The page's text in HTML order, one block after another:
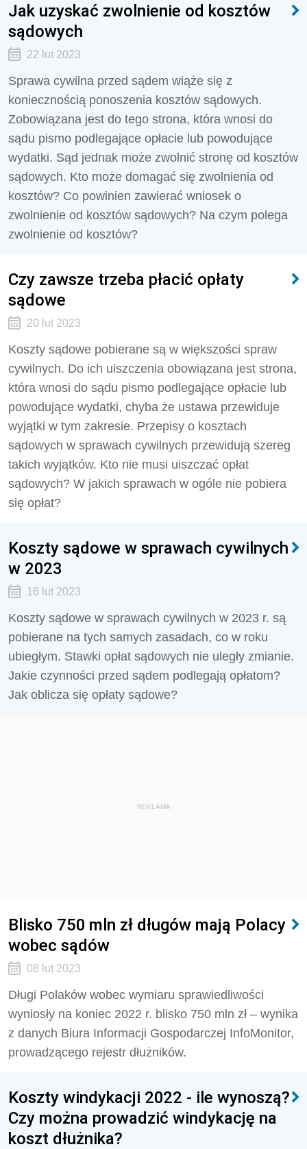
Jak uzyskać zwolnienie od kosztów
sądowych
22 lut 2023
Sprawa cywilna przed sądem wiąże się z
koniecznością ponoszenia kosztów sądowych.
Zobowiązana jest do tego strona, która wnosi do
sądu pismo podlegające opłacie lub powodujące
wydatki. Sąd jednak może zwolnić stronę od kosztów
sądowych. Kto może domagać się zwolnienia od
kosztów? Co powinien zawierać wniosek o
zwolnienie od kosztów sądowych? Na czym polega
zwolnienie od kosztów?
Czy zawsze trzeba płacić opłaty
sądowe
20 lut 2023
Koszty sądowe pobierane są w większości spraw
cywilnych. Do ich uiszczenia obowiązana jest strona,
która wnosi do sądu pismo podlegające opłacie lub
powodujące wydatki, chyba że ustawa przewiduje
wyjątki w tym zakresie. Przepisy o kosztach
sądowych w sprawach cywilnych przewidują szereg
takich wyjątków. Kto nie musi uiszczać opłat
sądowych? W jakich sprawach w ogóle nie pobiera
się opłat?
Koszty sądowe w sprawach cywilnych
w 2023
16 lut 2023
Koszty sądowe w sprawach cywilnych w 2023 r. są
pobierane na tych samych zasadach, co w roku
ubiegłym. Stawki opłat sądowych nie uległy zmianie.
Jakie czynności przed sądem podlegają opłatom?
Jak oblicza się opłaty sądowe?
REKLAMA
Blisko 750 mln zł długów mają Polacy
wobec sądów
08 lut 2023
Długi Polaków wobec wymiaru sprawiedliwości
wyniosły na koniec 2022 r. blisko 750 mln zł – wynika
z danych Biura Informacji Gospodarczej InfoMonitor,
prowadzącego rejestr dłużników.
Koszty windykacji 2022 - ile wynoszą?
Czy można prowadzić windykację na
koszt dłużnika?